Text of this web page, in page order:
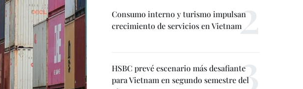
Consumo interno y turismo impulsan
crecimiento de servicios en Vietnam
HSBC prevé escenario más desafiante
para Vietnam en segundo semestre del